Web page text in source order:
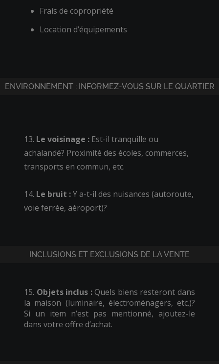
Frais de copropriété
Location d’équipements
ENVIRONNEMENT : INFORMEZ-VOUS SUR LE QUARTIER
13. Le voisinage : Est-il tranquille ou
achalandé? Proximité des écoles, commerces,
transports en commun, etc.
14. Le bruit :Y a-t-il des nuisances (autoroute,
voie ferrée, aéroport)?
INCLUSIONS ET EXCLUSIONS DE LA VENTE
15. Objets inclus :Quels biens resteront dans
la maison (luminaire, électroménagers, etc.)?
Si un item n’est pas mentionné, ajoutez-le
dans votre offre d’achat.